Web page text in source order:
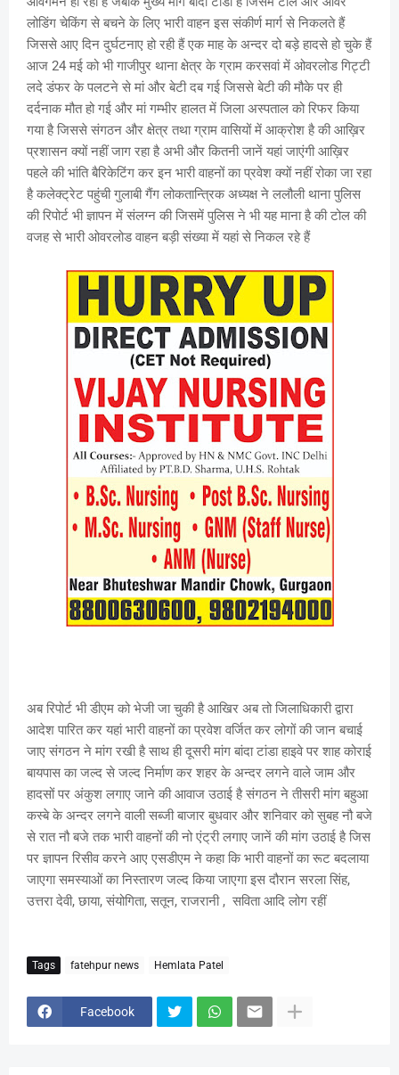
लोडिंग चेकिंग से बचने के लिए भारी वाहन इस संकीर्ण मार्ग से निकलते हैं
जिससे आए दिन दुर्घटनाए हो रही हैं एक माह के अन्दर दो बड़े हादसे हो चुके हैं
आज 24 मई को भी गाजीपुर थाना क्षेत्र के ग्राम करसवां में ओवरलोड गिट्टी
लदे डंफर के पलटने से मां और बेटी दब गई जिससे बेटी की मौके पर ही
दर्दनाक मौत हो गई और मां गम्भीर हालत में जिला अस्पताल को रिफर किया
गया है जिससे संगठन और क्षेत्र तथा ग्राम वासियों में आक्रोश है की आख़िर
प्रशासन क्यों नहीं जाग रहा है अभी और कितनी जानें यहां जाएंगी आख़िर
पहले की भांति बैरिकेटिंग कर इन भारी वाहनों का प्रवेश क्यों नहीं रोका जा रहा
है कलेक्ट्रेट पहुंची गुलाबी गैंग लोकतान्त्रिक अध्यक्ष ने ललौली थाना पुलिस
की रिपोर्ट भी ज्ञापन में संलग्न की जिसमें पुलिस ने भी यह माना है की टोल की
वजह से भारी ओवरलोड वाहन बड़ी संख्या में यहां से निकल रहे हैं
अब रिपोर्ट भी डीएम को भेजी जा चुकी है आखिर अब तो जिलाधिकारी द्वारा
आदेश पारित कर यहां भारी वाहनों का प्रवेश वर्जित कर लोगों की जान बचाई
जाए संगठन ने मांग रखी है साथ ही दूसरी मांग बांदा टांडा हाइवे पर शाह कोराई
बायपास का जल्द से जल्द निर्माण कर शहर के अन्दर लगने वाले जाम और
हादसों पर अंकुश लगाए जाने की आवाज उठाई है संगठन ने तीसरी मांग बहुआ
कस्बे के अन्दर लगने वाली सब्जी बाजार बुधवार और शनिवार को सुबह नौ बजे
से रात नौ बजे तक भारी वाहनों की नो एंट्री लगाए जानें की मांग उठाई है जिस
पर ज्ञापन रिसीव करने आए एसडीएम ने कहा कि भारी वाहनों का रूट बदलाया
जाएगा समस्याओं का निस्तारण जल्द किया जाएगा इस दौरान सरला सिंह,
उत्तरा देवी, छाया, संयोगिता, सतून, राजरानी , सविता आदि लोग रहीं
Tags fatehpur news Hemlata Patel
Facebook